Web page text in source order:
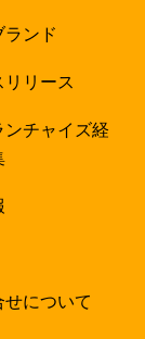
ランド
リリース
ンチャイズ経
せについて